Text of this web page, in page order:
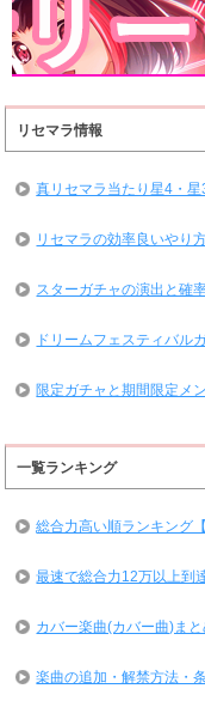
リセマラ情報
真リセマラ当たり星4・
リセマラの効率良いやり
スターガチャの演出と確
ドリームフェスティバル
限定ガチャと期間限定メ
一覧ランキング
総合力高い順ランキング
最速で総合力12万以上到
カバー楽曲(カバー曲)ま
楽曲の追加・解禁方法・